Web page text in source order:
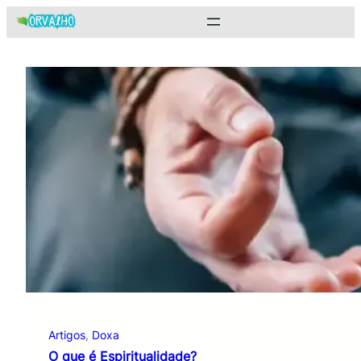
Pular
para
Artigos, Doxa
O que é Espiritualidade?